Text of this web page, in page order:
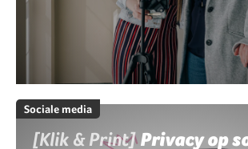
Sociale media
[Klik & Print]Privacy op